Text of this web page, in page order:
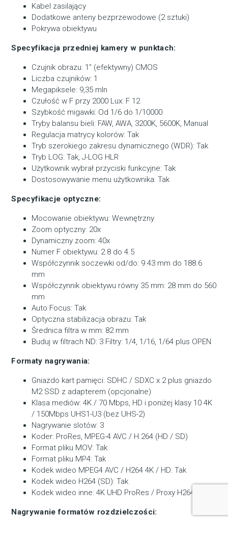
Kabel zasilający
Dodatkowe anteny bezprzewodowe (2 sztuki)
Pokrywa obiektywu
Specyfikacja przedniej kamery w punktach:
Czujnik obrazu: 1″ (efektywny) CMOS
Liczba czujników: 1
Megapiksele: 9,35 mln
Czułość w F przy 2000 Lux: F 12
Szybkość migawki: Od 1/6 do 1/10000
Tryby balansu bieli: FAW, AWA, 3200K, 5600K, Manual
Regulacja matrycy kolorów: Tak
Tryb szerokiego zakresu dynamicznego (WDR): Tak
Tryb LOG: Tak, J-LOG HLR
Użytkownik wybrał przyciski funkcyjne: Tak
Dostosowywanie menu użytkownika: Tak
Specyfikacje optyczne:
Mocowanie obiektywu: Wewnętrzny
Zoom optyczny: 20x
Dynamiczny zoom: 40x
Numer F obiektywu: 2.8 do 4.5
Współczynnik soczewki od/do: 9.43 mm do 188.6
mm
Współczynnik obiektywu równy 35 mm: 28 mm do 560
mm
Auto Focus: Tak
Optyczna stabilizacja obrazu: Tak
Średnica filtra w mm: 82 mm
Buduj w filtrach ND: 3 Filtry: 1/4, 1/16, 1/64 plus OPEN
Formaty nagrywania:
Gniazdo kart pamięci: SDHC / SDXC x 2 plus gniazdo
M2 SSD z adapterem (opcjonalne)
Klasa mediów: 4K / 70 Mbps, HD i poniżej klasy 10 4K
/ 150Mbps UHS1-U3 (bez UHS-2)
Nagrywanie slotów: 3
Koder: ProRes, MPEG-4 AVC / H.264 (HD / SD)
Format pliku MOV: Tak
Format pliku MP4: Tak
Kodek wideo MPEG4 AVC / H264 4K / HD: Tak
Kodek wideo H264 (SD): Tak
Kodek wideo inne: 4K UHD ProRes / Proxy H264
Nagrywanie formatów rozdzielczości: